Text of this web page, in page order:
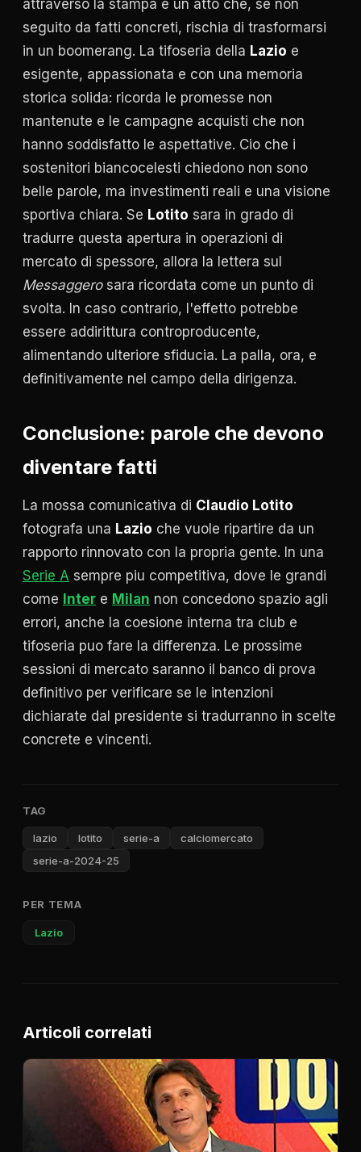
attraverso la stampa e un atto che, se non
seguito da fatti concreti, rischia di trasformarsi
in un boomerang. La tifoseria della Lazio e
esigente, appassionata e con una memoria
storica solida: ricorda le promesse non
mantenute e le campagne acquisti che non
hanno soddisfatto le aspettative. Cio che i
sostenitori biancocelesti chiedono non sono
belle parole, ma investimenti reali e una visione
sportiva chiara. Se Lotito sara in grado di
tradurre questa apertura in operazioni di
mercato di spessore, allora la lettera sul
Messaggerosara ricordata come un punto di
svolta. In caso contrario, l'effetto potrebbe
essere addirittura controproducente,
alimentando ulteriore sfiducia. La palla, ora, e
definitivamente nel campo della dirigenza.
Conclusione: parole che devono
diventare fatti
La mossa comunicativa di Claudio Lotito
fotografa una Lazio che vuole ripartire da un
rapporto rinnovato con la propria gente. In una
Serie A sempre piu competitiva, dove le grandi
come Inter e Milan non concedono spazio agli
errori, anche la coesione interna tra club e
tifoseria puo fare la differenza. Le prossime
sessioni di mercato saranno il banco di prova
definitivo per verificare se le intenzioni
dichiarate dal presidente si tradurranno in scelte
concrete e vincenti.
TAG
lazio lotito serie-a
calciomercato
serie-a-2024-25
PER TEMA
Lazio
Articoli correlati